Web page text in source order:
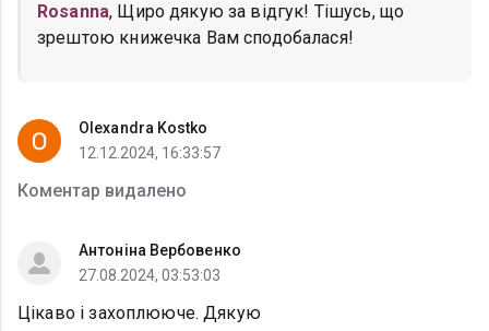
Rosanna, Щиро дякую за відгук! Тішусь, що
зрештою книжечка Вам сподобалася!
Olexandra Kostko
12.12.2024, 16:33:57
Коментар видалено
Антоніна Вербовенко
27.08.2024, 03:53:03
Цікаво і захоплююче. Дякую